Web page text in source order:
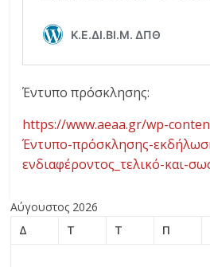
Έντυπο πρόσκλησης:
https://www.aeaa.gr/wp-
Έντυπο-πρόσκλησης-
ενδιαφέροντος_τελικό-και-
Αύγουστος 2026
Δ
Τ Τ Π